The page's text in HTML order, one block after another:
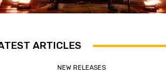
ARTICLES
NEW RELEASES